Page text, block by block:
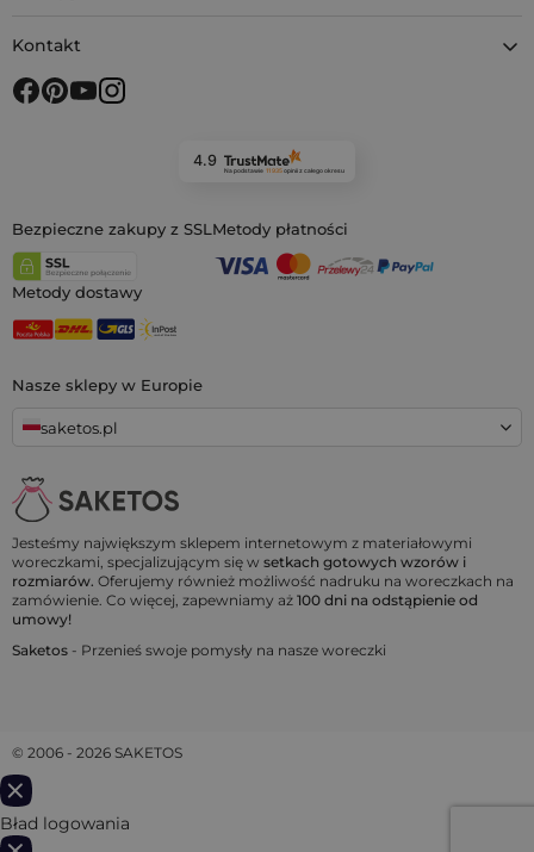
Jesteśmy największym sklepem internetowym z materiałowymi
woreczkami, specjalizującym się w setkach gotowych wzorów i
rozmiarów. Oferujemy również możliwość nadruku na woreczkach na
zamówienie. Co więcej, zapewniamy aż 100 dni na odstąpienie od
umowy!
Saketos - Przenieś swoje pomysły na nasze woreczki
Nasze sklepy w Europie
saketos.pl
Kontakt
4.9
Na podstawie 11 935opiniiz całego okresu
Bezpieczne zakupy z SSLMetody płatności
Metody dostawy
© 2006 - 2026 SAKETOS
Bład logowania